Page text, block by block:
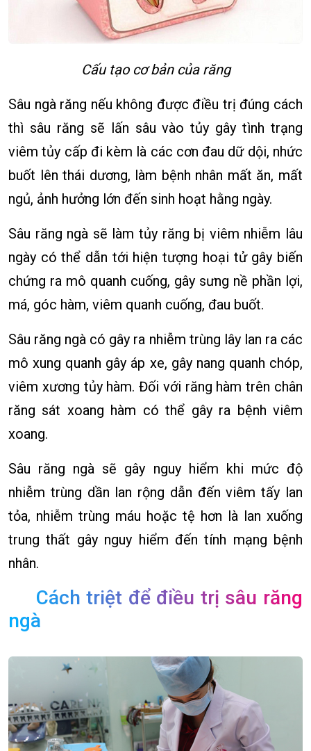
Cấu tạo cơ bản của răng
Sâu ngà răng nếu không được điều trị đúng cách
thì sâu răng sẽ lấn sâu vào tủy gây tình trạng
viêm tủy cấp đi kèm là các cơn đau dữ dội, nhức
buốt lên thái dương, làm bệnh nhân mất ăn, mất
ngủ, ảnh hưởng lớn đến sinh hoạt hằng ngày.
Sâu răng ngà sẽ làm tủy răng bị viêm nhiễm lâu
ngày có thể dẫn tới hiện tượng hoại tử gây biến
chứng ra mô quanh cuống, gây sưng nề phần lợi,
má, góc hàm, viêm quanh cuống, đau buốt.
Sâu răng ngà có gây ra nhiễm trùng lây lan ra các
mô xung quanh gây áp xe, gây nang quanh chóp,
viêm xương tủy hàm. Đối với răng hàm trên chân
răng sát xoang hàm có thể gây ra bệnh viêm
xoang.
Sâu răng ngà sẽ gây nguy hiểm khi mức độ
nhiễm trùng dần lan rộng dẫn đến viêm tấy lan
tỏa, nhiễm trùng máu hoặc tệ hơn là lan xuống
trung thất gây nguy hiểm đến tính mạng bệnh
nhân.
Cách triệt để điều trị sâu răng
ngà